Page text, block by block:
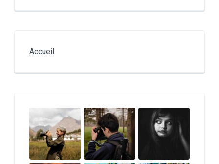
Accueil